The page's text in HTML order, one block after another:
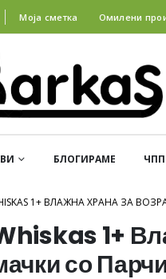
Моја сметка Омилени
БЛОГИРАМЕ ЧПП
1+ ВЛАЖНА ХРАНА ЗА
1+
со